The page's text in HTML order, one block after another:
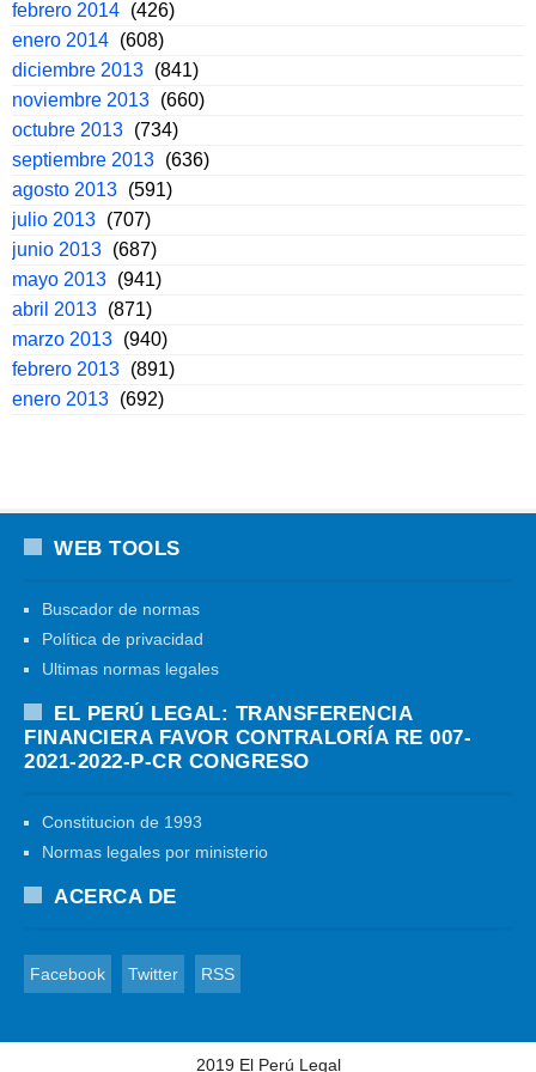
febrero 2014 (426)
enero 2014 (608)
diciembre 2013 (841)
noviembre 2013 (660)
octubre 2013 (734)
septiembre 2013 (636)
agosto 2013 (591)
julio 2013 (707)
junio 2013 (687)
mayo 2013 (941)
abril 2013 (871)
marzo 2013 (940)
febrero 2013 (891)
enero 2013 (692)
WEB TOOLS
Buscador de normas
Política de privacidad
Ultimas normas legales
EL PERÚ LEGAL: TRANSFERENCIA
FINANCIERA FAVOR CONTRALORÍA RE 007-
2021-2022-P-CR CONGRESO
Constitucion de 1993
Normas legales por ministerio
ACERCA DE
Facebook Twitter RSS
2019 El Perú Legal